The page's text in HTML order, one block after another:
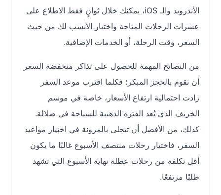
الأندرويد والـ iOS، يمكنك خلال ثوانٍ فقط الاطلاع على
عشرات الرحلات المتاحة واختيار الأنسب لك من حيث
السعر، وقت الرحلة، أو الخدمات الإضافية.
من النصائح المهمة للحصول على تذاكر منخفضة السعر
أن تقوم بالحجز المبكر؛ فكلما اقترب موعد السفر
زادت احتمالية ارتفاع الأسعار، خاصة في موسم
الخريف الذي يُعد الفترة الذهبية للسياحة في صلالة.
كذلك، من الأفضل أن تتحلى بالمرونة في اختيار مواعيد
السفر، فاختيار رحلات منتصف الأسبوع غالبًا ما يكون
أقل تكلفة من رحلات عطلة نهاية الأسبوع التي تشهد
طلبًا مرتفعًا.